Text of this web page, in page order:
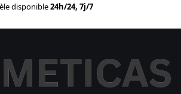
disponible24h/24, 7j/7